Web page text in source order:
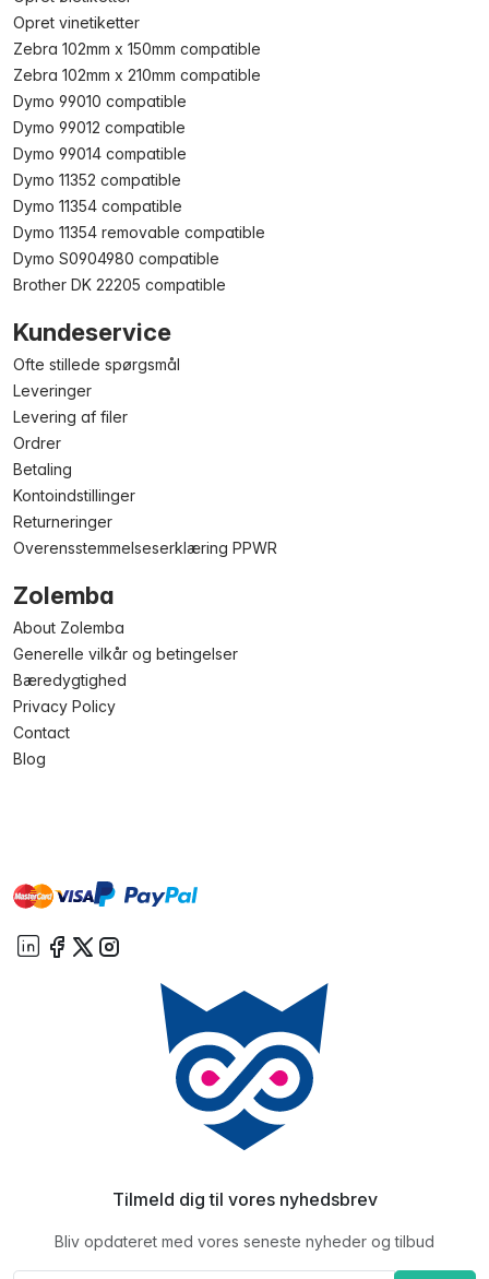
Opret vinetiketter
Zebra 102mm x 150mm compatible
Zebra 102mm x 210mm compatible
Dymo 99010 compatible
Dymo 99012 compatible
Dymo 99014 compatible
Dymo 11352 compatible
Dymo 11354 compatible
Dymo 11354 removable compatible
Dymo S0904980 compatible
Brother DK 22205 compatible
Kundeservice
Ofte stillede spørgsmål
Leveringer
Levering af filer
Ordrer
Betaling
Kontoindstillinger
Returneringer
Overensstemmelseserklæring PPWR
Zolemba
About Zolemba
Generelle vilkår og betingelser
Bæredygtighed
Privacy Policy
Contact
Blog
mastervisa paypal
Tilmeld dig til vores nyhedsbrev
Bliv opdateret med vores seneste nyheder og tilbud